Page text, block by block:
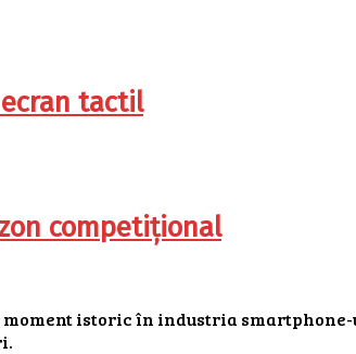
tactil
competițional
istoric în industria